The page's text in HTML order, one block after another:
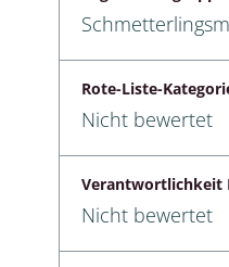
Rote-Liste-
Nicht bewertet
Verantwortlichkeit
Nicht bewertet